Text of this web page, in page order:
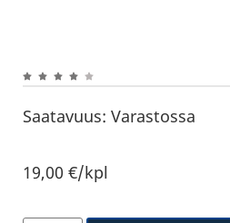
Saatavuus: Varastossa
19,00€/kpl